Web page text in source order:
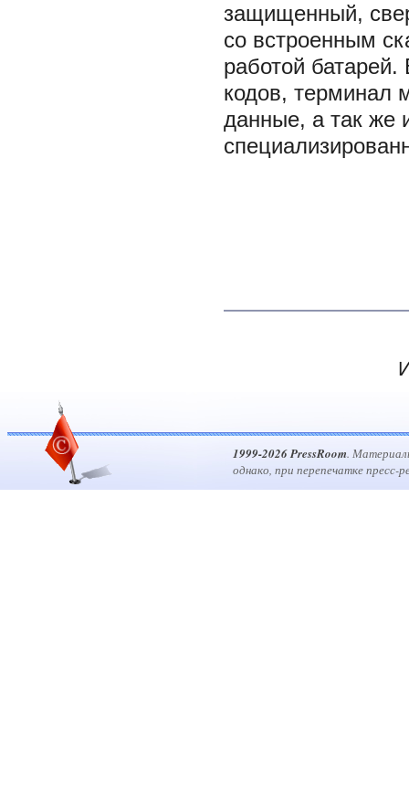
защищенный,
со встроенным
работой батарей.
кодов, терминал
данные, а так же
1999-2026 PressRoom.
однако, при перепечатке пресс-